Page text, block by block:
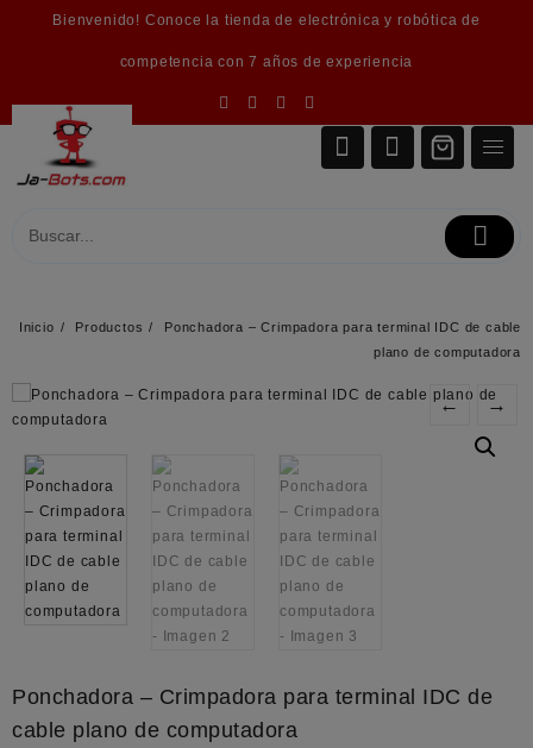
Bienvenido! Conoce la tienda de electrónica y robótica de
competencia con 7 años de experiencia
Inicio Productos
Ponchadora – Crimpadora para terminal IDC de cable
plano de computadora
← →
Ponchadora – Crimpadora para terminal IDC de
cable plano de computadora